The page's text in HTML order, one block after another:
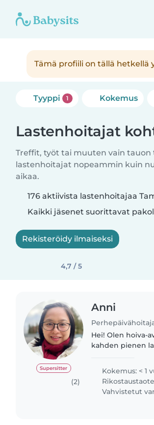
Tämä profiili on tällä
Tyyppi 1 Kokemus
Lastenhoitajat
Treffit, työt tai muuten vain tauon
lastenhoitajat nopeammin kuin
aikaa.
176 aktiivista lastenhoitajaa
Kaikki jäsenet suorittavat
Rekisteröidy ilmaiseksi
4,7 / 5
Supersitter
(2)
Anni
Hei! Olen hoiva-
kahden pienen
kärsivällinen ja
Kokemus: < 1
Vahvistetut